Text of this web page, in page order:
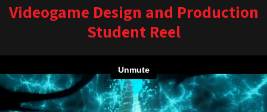
Videogame Design and Production
Student Reel